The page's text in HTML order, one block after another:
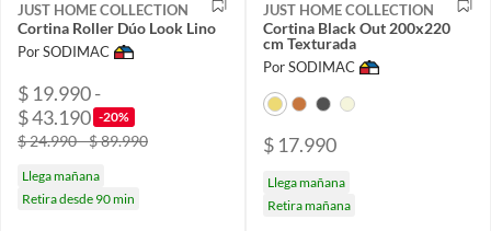
JUST HOME COLLECTION
Cortina Roller Dúo Look Lino
Por SODIMAC
$ 19.990 -
$ 43.190 -20%
$ 24.990 - $ 89.990
Llega mañana
Retira desde 90 min
JUST HOME COLLECTION
Cortina Black Out 200x220
cm Texturada
Por SODIMAC
$ 17.990
Llega mañana
Retira mañana